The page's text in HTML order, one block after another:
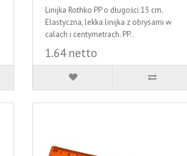
Linijka Rothko PP o długości 15 cm.
Elastyczna, lekka linijka z obrysami w
calach i centymetrach. PP..
1.64 netto